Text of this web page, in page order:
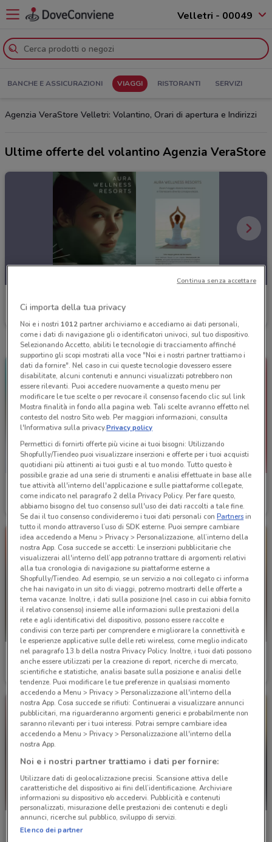
Velletri - 00049
BANCHE E ASSICURAZIONI VIAGGI RISTORANTI SERVIZI
Agenzia VeraStore Velletri: Volantino, Orari di apertura e Indirizzi
Ultime offerte del volantino Agenzia VeraStore
Agenzia VeraStore
Scade il 15/12 358 m
Agenzia VeraStore
Scade il 15/12 358 m
Agenzia VeraStore
Scade il 15/12 358 m
Agenzia VeraStore
Scade il 15/12
Agenzia VeraStore Agenzia VeraStore
Ci importa della tua privacy
Noi e i nostri 1012partner archiviamo e accediamo ai dati personali,
come i dati di navigazione gli o identificatori univoci, sul tuo dispositivo.
Selezionando Accetto, abiliti le tecnologie di tracciamento affinché
supportino gli scopi mostrati alla voce "Noi e i nostri partner trattiamo i
dati da fornire". Nel caso in cui queste tecnologie dovessero essere
disabilitate, alcuni contenuti e annunci visualizzati potrebbero non
essere rilevanti. Puoi accedere nuovamente a questo menu per
modificare le tue scelte o per revocare il consenso facendo clic sul link
Mostra finalità in fondo alla pagina web. Tali scelte avranno effetto nel
contesto del nostro Sito web. Per maggiori informazioni, consulta
l'Informativa sulla privacy.Privacy policy
Permettici di fornirti offerte più vicine ai tuoi bisogni: Utilizzando
Shopfully/Tiendeo puoi visualizzare inserzioni e offerte per i tuoi acquisti
quotidiani più attinenti ai tuoi gusti e al tuo mondo. Tutto questo è
possibile grazie ad una serie di strumenti e analisi effettuate in base alle
tue attività all'interno dell'applicazione e sulle piattaforme collegate,
come indicato nel paragrafo 2 della Privacy Policy. Per fare questo,
abbiamo bisogno del tuo consenso sull'uso dei dati raccolti a tale fine.
Se dai il tuo consenso condivideremo i tuoi dati personali conPartnersin
tutto il mondo attraverso l’uso di SDK esterne. Puoi sempre cambiare
idea accedendo a Menu > Privacy > Personalizzazione, all’interno della
nostra App. Cosa succede se accetti: Le inserzioni pubblicitarie che
visualizzerai all'interno dell’app potranno trattare di argomenti relativi
alla tua cronologia di navigazione su piattaforme esterne a
Shopfully/Tiendeo. Ad esempio, se un servizio a noi collegato ci informa
che hai navigato in un sito di viaggi, potremo mostrarti delle offerte a
tema vacanze. Inoltre, i dati sulla posizione (nel caso in cui abbia fornito
il relativo consenso) insieme alle informazioni sulle prestazioni della
rete e agli identificativi del dispositivo, possono essere raccolte e
condivisi con terze parti per comprendere e migliorare la connettività e
le esperienze applicative sulle delle reti wireless, come meglio indicato
nel paragrafo 13.b della nostra Privacy Policy. Inoltre, i tuoi dati possono
anche essere utilizzati per la creazione di report, ricerche di mercato,
scientifiche e statistiche, analisi basate sulla posizione e analisi delle
tendenze. Puoi modificare le tue preferenze in qualsiasi momento
accedendo a Menu > Privacy > Personalizzazione all'interno della
nostra App. Cosa succede se rifiuti: Continuerai a visualizzare annunci
pubblicitari, ma riguarderanno argomenti generici e probabilmente non
saranno rilevanti per i tuoi interessi. Potrai sempre cambiare idea
accedendo a Menu > Privacy > Personalizzazione all'interno della
nostra App.
Noi e i nostri partner trattiamo i dati per fornire:
Utilizzare dati di geolocalizzazione precisi. Scansione attiva delle
caratteristiche del dispositivo ai fini dell’identificazione. Archiviare
informazioni su dispositivo e/o accedervi. Pubblicità e contenuti
personalizzati, misurazione delle prestazioni dei contenuti e degli
annunci, ricerche sul pubblico, sviluppo di servizi.
Elenco dei partner
Continua senza accettare